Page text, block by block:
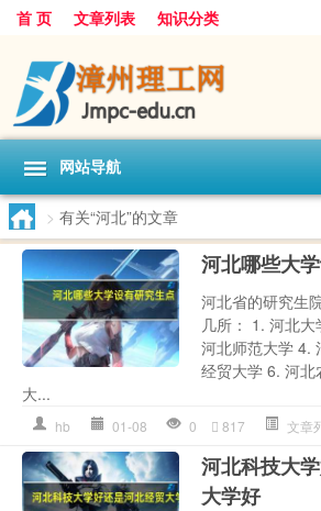
首 页 文章列表 知识分类
网站导航
> 有关“河北”的文章
河北哪些大
河北省的研究生
几所： 1. 河北
河北师范大学 4.
经贸大学 6. 河
大...
hb 01-08 0 817 文章
河北科技大
大学好